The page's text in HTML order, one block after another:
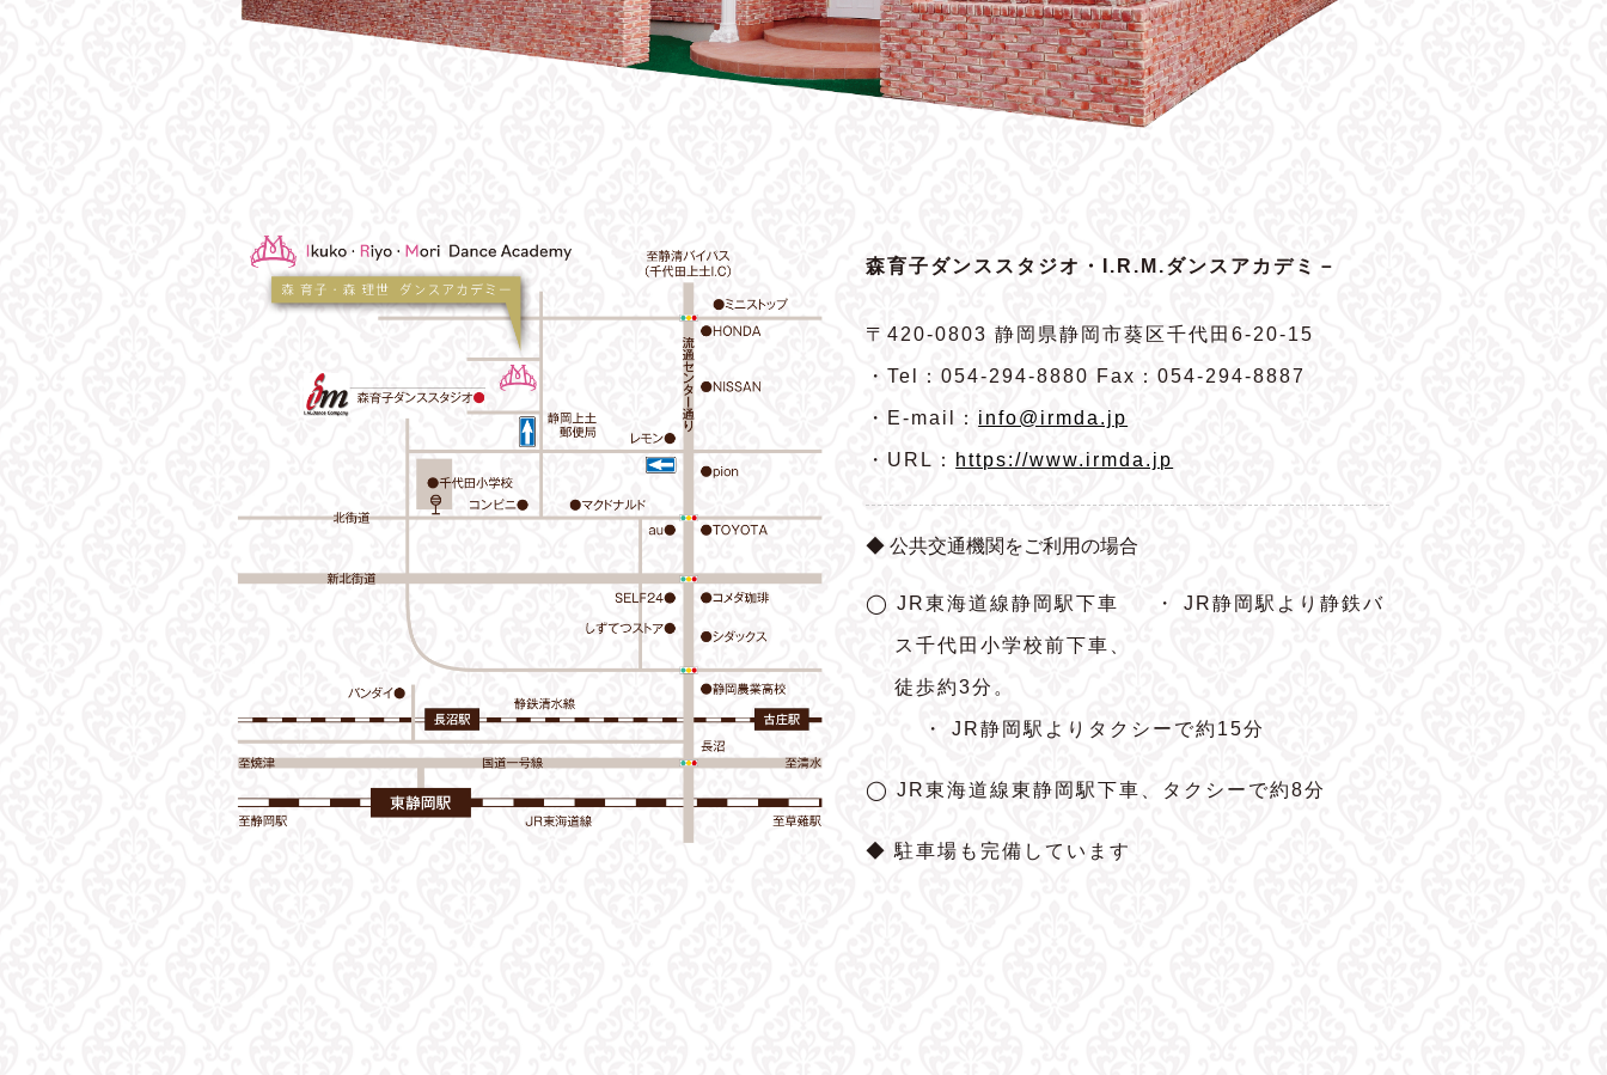
森育子ダンススタジオ・I.R.M.ダンスアカデミ－
〒420-0803静岡県静岡市葵区千代田6-20-15
・Tel：054-294-8880 Fax：054-294-8887
・E-mail： info@irmda.jp
・URL： https://www.irmda.jp
◆ 公共交通機関をご利用の場合
◯ JR東海道線静岡駅下車 ・ JR静岡駅より静鉄バ
ス千代田小学校前下車、
徒歩約3分。
・ JR静岡駅よりタクシーで約15分
◯ JR東海道線東静岡駅下車、タクシーで約8分
◆ 駐車場も完備しています